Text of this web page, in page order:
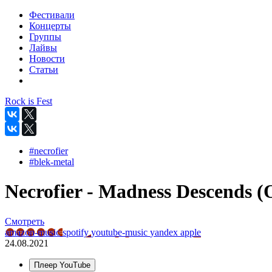
Фестивали
Концерты
Группы
Лайвы
Новости
Статьи
Rock is Fest
#necrofier
#blek-metal
Necrofier - Madness Descends
Смотреть
amazon-musicspotifyyoutube-music yandex apple
24.08.2021
Плеер YouTube